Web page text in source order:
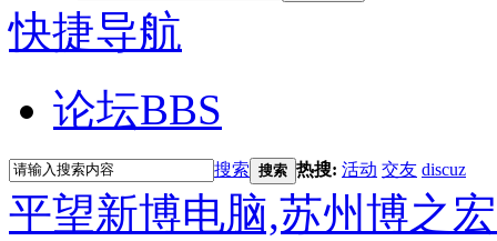
快捷导航
论坛BBS
搜索 搜索 热搜: 活动 交友 discuz
平望新博电脑,苏州博之